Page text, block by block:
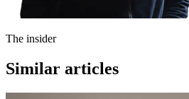
The insider
Similar articles